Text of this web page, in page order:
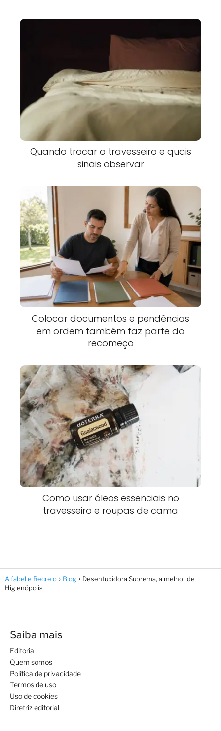
Quando trocar o travesseiro e quais
sinais observar
Colocar documentos e pendências
em ordem também faz parte do
recomeço
Como usar óleos essenciais no
travesseiro e roupas de cama
Alfabelle Recreio Blog
Desentupidora Suprema, a melhor de
Higienópolis
Saiba mais
Editoria
Quem somos
Política de privacidade
Termos de uso
Uso de cookies
Diretriz editorial